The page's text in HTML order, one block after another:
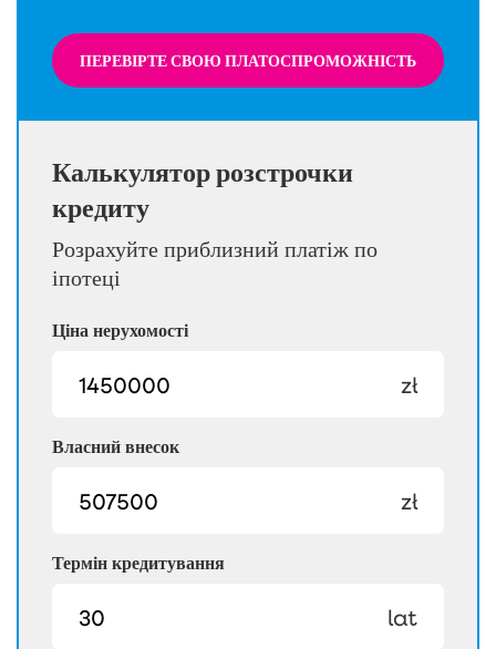
Калькулятор розстрочки
кредиту
Розрахуйте приблизний платіж по
іпотеці
Ціна нерухомості
zł
Власний внесок
zł
Термін кредитування
lat
ПЕРЕВІРТЕ СВОЮ ПЛАТОСПРОМОЖНІСТЬ